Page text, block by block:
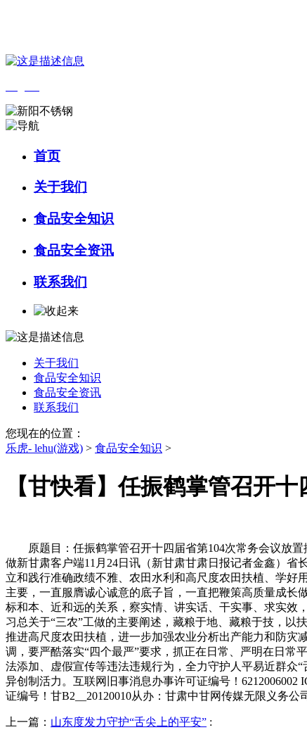
首页
关于我们
食品安全知识
食品安全资讯
联系我们
关于我们
食品安全知识
食品安全资讯
联系我们
您现在的位置：
乐虎- lehu(游戏) > 食品安全知识 >
【甘快看】任振鹤掌管召开
原题目：任振鹤掌管召开十四届省第104次常务会议放置
做新甘肃客户端11月24日讯（新甘肃甘肃日报记者金鑫）
立和践行准确政绩不雅、农田水利和高尺度农田扶植、学好
主要，一直服膺诚心诚意的底子旨，一直把鞭策高质量成长
标和本、近和远的关系，察实情、讲实话、干实事、求实效
习总关于“三农”工做的主要阐述，藏粮于地、藏粮于技，
推进高尺度农田扶植，进一步加强农业分析出产能力和防灾
调，要严酷落实“四个最严”要求，抓正在日常、严明在日常
法添加、虚假宣传等违法违规行为，全力守护人平易近群众
异创制活力。互联网旧事消息办事许可证编号！6212006002
证编号！甘B2__20120010从办：甘肃中甘网传媒无限义务
上一篇： 山东度发力守护“舌尖上的平安” :